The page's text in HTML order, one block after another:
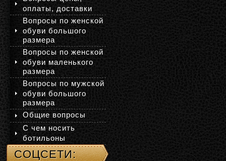
оплаты, доставки
Вопросы по женской
обуви большого
размера
Вопросы по женской
обуви маленького
размера
Вопросы по мужской
обуви большого
размера
Общие вопросы
С чем носить
ботильоны
СОЦСЕТИ: